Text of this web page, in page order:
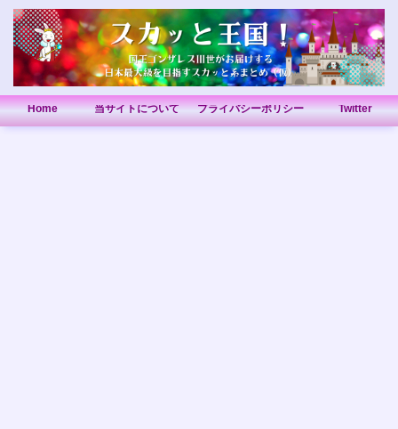
Home 当サイトについて プライバシーポリシー Twitter